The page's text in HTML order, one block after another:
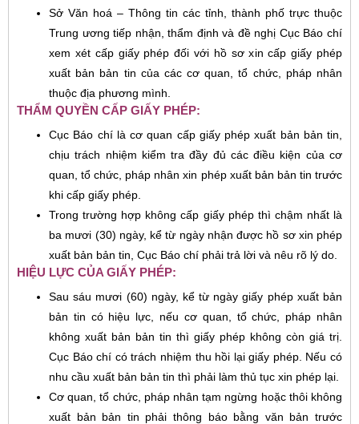
Sở Văn hoá – Thông tin các tỉnh, thành phố trực thuộc
Trung ương tiếp nhận, thẩm định và đề nghị Cục Báo chí
xem xét cấp giấy phép đối với hồ sơ xin cấp giấy phép
xuất bản bản tin của các cơ quan, tổ chức, pháp nhân
thuộc địa phương mình.
THẨM QUYỀN CẤP GIẤY PHÉP:
Cục Báo chí là cơ quan cấp giấy phép xuất bản bản tin,
chịu trách nhiệm kiểm tra đầy đủ các điều kiện của cơ
quan, tổ chức, pháp nhân xin phép xuất bản bản tin trước
khi cấp giấy phép.
Trong trường hợp không cấp giấy phép thì chậm nhất là
ba mươi (30) ngày, kể từ ngày nhận được hồ sơ xin phép
xuất bản bản tin, Cục Báo chí phải trả lời và nêu rõ lý do.
HIỆU LỰC CỦA GIẤY PHÉP:
Sau sáu mươi (60) ngày, kể từ ngày giấy phép xuất bản
bản tin có hiệu lực, nếu cơ quan, tổ chức, pháp nhân
không xuất bản bản tin thì giấy phép không còn giá trị.
Cục Báo chí có trách nhiệm thu hồi lại giấy phép. Nếu có
nhu cầu xuất bản bản tin thì phải làm thủ tục xin phép lại.
Cơ quan, tổ chức, pháp nhân tạm ngừng hoặc thôi không
xuất bản bản tin phải thông báo bằng văn bản trước